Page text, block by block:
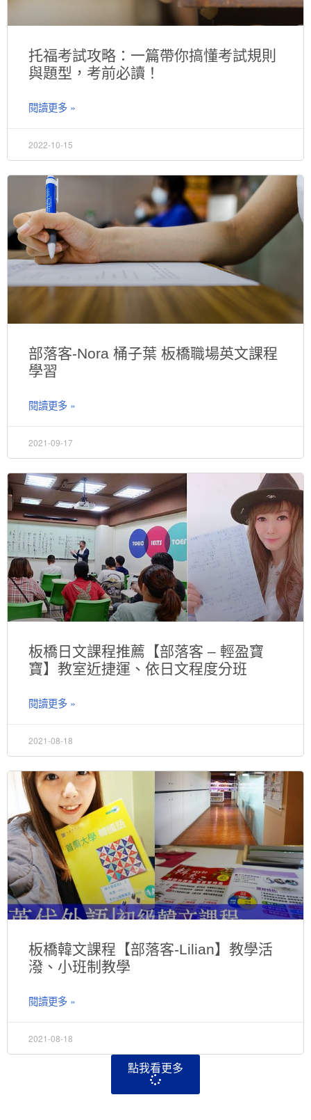
托福考試攻略：一篇帶你搞懂考試規則
與題型，考前必讀！
閱讀更多 »
2022-10-15
部落客-Nora 桶子葉 板橋職場英文課程
學習
閱讀更多 »
2021-09-17
板橋日文課程推薦【部落客 – 輕盈寶
寶】教室近捷運、依日文程度分班
閱讀更多 »
2021-08-18
板橋韓文課程【部落客-Lilian】教學活
潑、小班制教學
閱讀更多 »
2021-08-18
點我看更多